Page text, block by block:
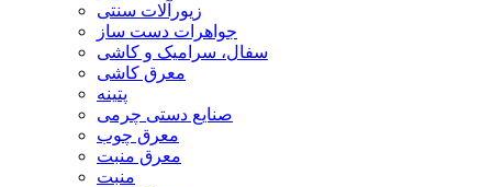
زیورآلات سنتی
جواهرات دست ساز
سفال، سرامیک و کاشی
معرق کاشی
پتینه
صنایع دستی چرمی
معرق چوب
معرق منبت
منبت